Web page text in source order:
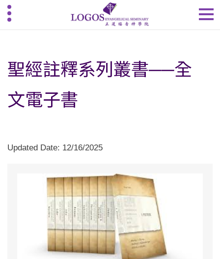
聖經註釋系列叢書──全
文電子書
Updated Date: 12/16/2025